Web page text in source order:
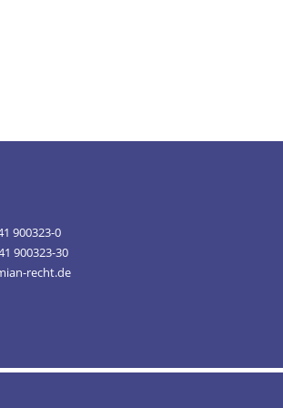
900323-0
900323-30
recht.de